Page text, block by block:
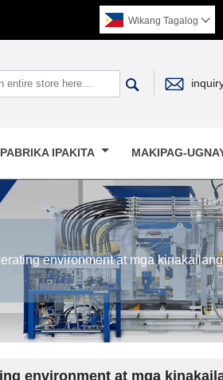
Wikang Tagalog 
 
PABRIKA IPAKITA MAKIPAG-
environment at mga
environment at mga